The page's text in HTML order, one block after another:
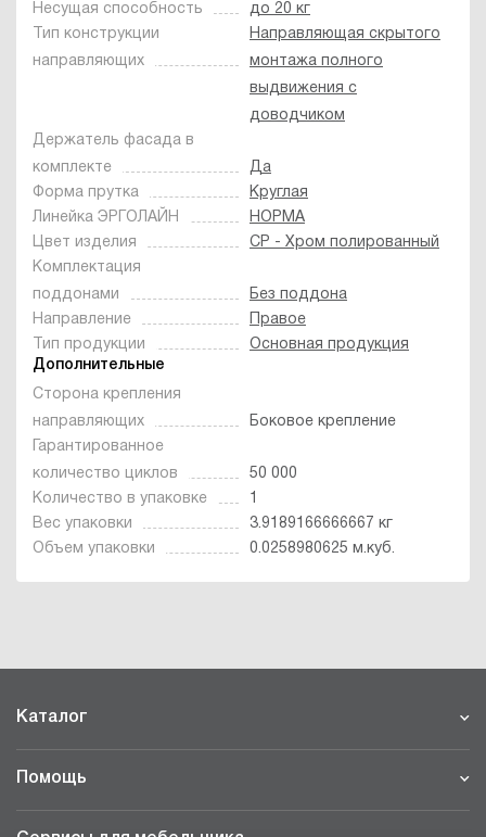
Несущая способность
до 20 кг
Тип конструкции
направляющих
Направляющая скрытого
монтажа полного
выдвижения с
доводчиком
Держатель фасада в
комплекте
Да
Форма прутка
Круглая
Линейка ЭРГОЛАЙН
НОРМА
Цвет изделия
CP - Хром полированный
Комплектация
поддонами
Без поддона
Направление
Правое
Тип продукции
Основная продукция
Дополнительные
Сторона крепления
направляющих
Боковое крепление
Гарантированное
количество циклов
50 000
Количество в упаковке
1
Вес упаковки
3.9189166666667 кг
Объем упаковки
0.0258980625 м.куб.
Каталог
Помощь